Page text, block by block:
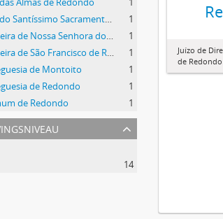
Irmandade do Santíssimo Sacramento de Redondo
1
Ordem Terceira de Nossa Senhora do Carmo de Redondo
1
Ordem Terceira de São Francisco de Redondo
1
de Montoito
1
de Redondo
1
de Redondo
1
14
Juízo de
de Redondo